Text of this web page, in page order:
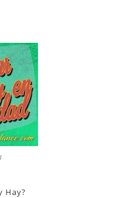
Hay?